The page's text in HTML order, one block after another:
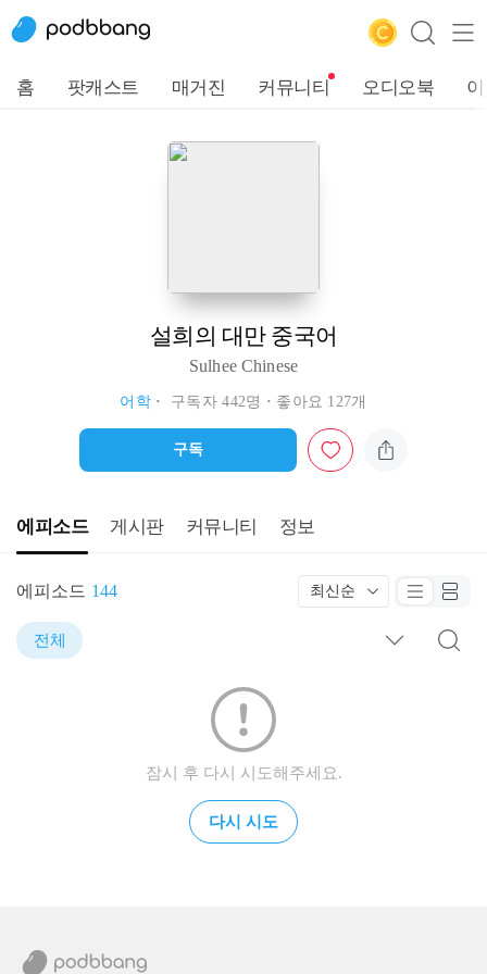
홈 팟캐스트 매거진 커뮤니티 오디오북
설희의 대만 중국어
Sulhee Chinese
어학 구독자 442명 좋아요 127개
구독
에피소드 게시판 커뮤니티 정보
에피소드 144 최신순
전체
잠시 후 다시 시도해주세요.
다시 시도